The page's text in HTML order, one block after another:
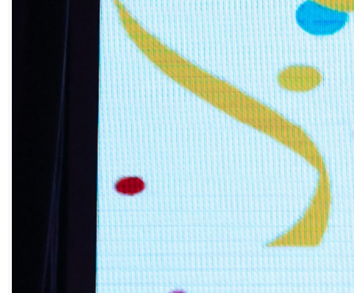
учебную деятельность.
Абсолютным победителем конкурса
профессионального мастерства в
номинации «Лучший педагог по шахматам
– 2024» стала учитель коррекционной
школы Эльмира Гайнанова – её опыт
наглядно подтверждает удивительное
влияние шахмат на развитие интеллекта.
Наградами были отмечены и другие
педагоги из числа специалистов, стоящих
у истоков развития проектов: Мила
Муксимова – учитель начальных классов
школы №5, Ирина Низамутдинова –
воспитатель детского сада №8, Лилия
Галимьяновна – педагог филиала школы